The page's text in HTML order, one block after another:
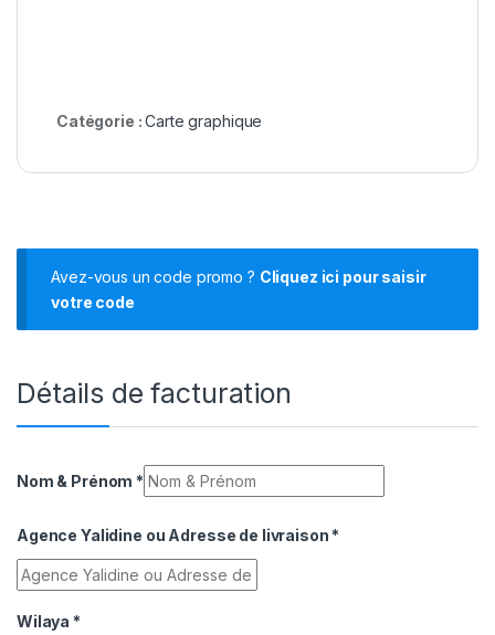
Catégorie :Carte graphique
Avez-vous un code promo ? Cliquez ici pour saisir
votre code
Détails de facturation
Nom & Prénom *
Agence Yalidine ou Adresse de livraison *
Wilaya *